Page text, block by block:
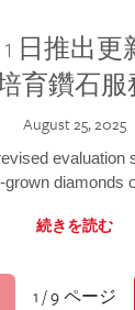
1 日推出
育鑽石服
August 25, 2025
evaluation
grown diamonds
続きを読む
1 / 9 ページ